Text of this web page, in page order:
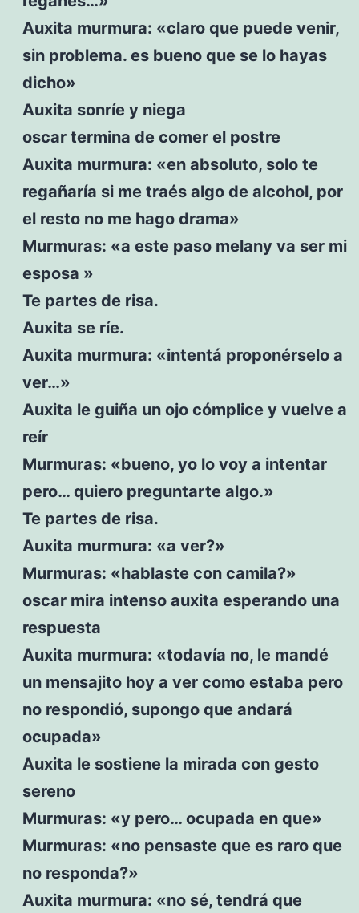
Auxita murmura: «claro que puede venir,
sin problema. es bueno que se lo hayas
dicho»
Auxita sonríe y niega
oscar termina de comer el postre
Auxita murmura: «en absoluto, solo te
regañaría si me traés algo de alcohol, por
el resto no me hago drama»
Murmuras: «a este paso melany va ser mi
esposa »
Te partes de risa.
Auxita se ríe.
Auxita murmura: «intentá proponérselo a
ver…»
Auxita le guiña un ojo cómplice y vuelve a
reír
Murmuras: «bueno, yo lo voy a intentar
pero… quiero preguntarte algo.»
Te partes de risa.
Auxita murmura: «a ver?»
Murmuras: «hablaste con camila?»
oscar mira intenso auxita esperando una
respuesta
Auxita murmura: «todavía no, le mandé
un mensajito hoy a ver como estaba pero
no respondió, supongo que andará
ocupada»
Auxita le sostiene la mirada con gesto
sereno
Murmuras: «y pero… ocupada en que»
Murmuras: «no pensaste que es raro que
no responda?»
Auxita murmura: «no sé, tendrá que